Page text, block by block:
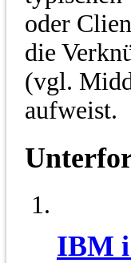
oder
die
(vgl.
aufweist.
IBM